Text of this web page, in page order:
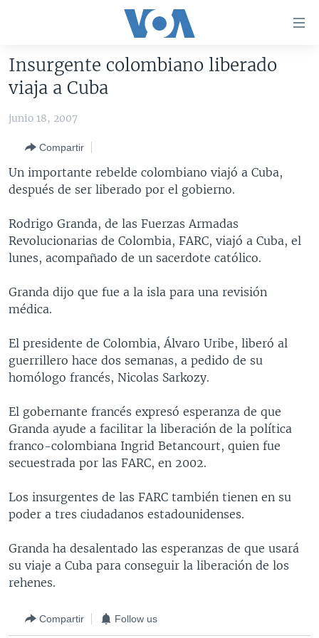
accesibilidad
contenido
principal
Salte
navegador
principal
búsqueda
AMÉRICA DEL NORTE
EEUU
MÉXICO
HAITÍ
ELECCIONES EEUU 2024
ELECCIONES EEUU
VOTO DIVIDIDO
VOA VERIFICA
VOA VERIFICA UCRANIA/RUSIA
VOA VERIFICA INMIGRACIÓN
AMÉRICA LATINA
ARGENTINA
COLOMBIA
CHILE
ECUADOR
BRASIL
CHINA EN AMÉRICA LATINA
COSTA RICA
EL SALVADOR
HONDURAS
OTRAS SECCIONES
INMIGRACIÓN
MUNDO
ENTRETENIMIENTO Y CULTURA
TECNOLOGÍA
DEPORTES
CIENCIA Y SALUD
ESPECIALES DE LA VOA
UCRANIA
VIDEOS
FOTOGRAFÍA
AUDIOS
PROGRAMAS TV
EL MUNDO AL DÍA
FORO INTERAMERICANO
VISIÓN 360
LAS CLAVES
RADIO
AVANCE INFORMATIVO
AUDIONOTICIAS
BUENOS DÍAS AMÉRICA
EL MUNDO AL DÍA [RADIO]
DEPORTIVO INTERNACIONAL
NOTA ECONÓMICA
ENTRETENIMIENTO
DIRECT
DOCUMENTALES DE LA VOA
Learning English
SÍGANOS
Idiomas
Insurgente colombiano liberado
viaja a Cuba
junio 18, 2007
Compartir
Un importante rebelde colombiano viajó a Cuba,
después de ser liberado por el gobierno.
Rodrigo Granda, de las Fuerzas Armadas
Revolucionarias de Colombia, FARC, viajó a Cuba, el
lunes, acompañado de un sacerdote católico.
Granda dijo que fue a la isla para una revisión
médica.
El presidente de Colombia, Álvaro Uribe, liberó al
guerrillero hace dos semanas, a pedido de su
homólogo francés, Nicolas Sarkozy.
El gobernante francés expresó esperanza de que
Granda ayude a facilitar la liberación de la política
franco-colombiana Ingrid Betancourt, quien fue
secuestrada por las FARC, en 2002.
Los insurgentes de las FARC también tienen en su
poder a tres ciudadanos estadounidenses.
Granda ha desalentado las esperanzas de que usará
su viaje a Cuba para conseguir la liberación de los
rehenes.
Compartir Follow us